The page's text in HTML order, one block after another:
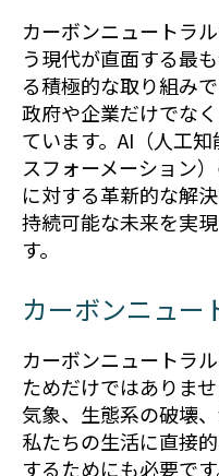
カーボンニュートラ
う現代が直面する最
る積極的な取り組み
政府や企業だけでな
ています。AI（人工
スフォーメーション
に対する革新的な解
持続可能な未来を実
す。
カーボンニュー
カーボンニュートラ
ためだけではありま
気象、生態系の破壊
私たちの生活に直接
するためにも必要で